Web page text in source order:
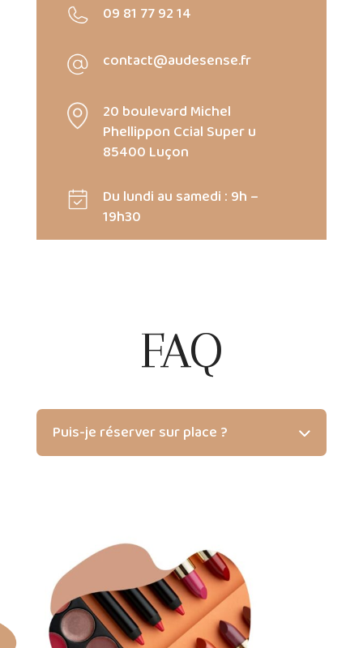
09 81 77 92 14
contact@audesense.fr
20 boulevard Michel
Phellippon Ccial Super u
85400 Luçon
Du lundi au samedi : 9h –
19h30
FAQ
Puis-je réserver sur place ?